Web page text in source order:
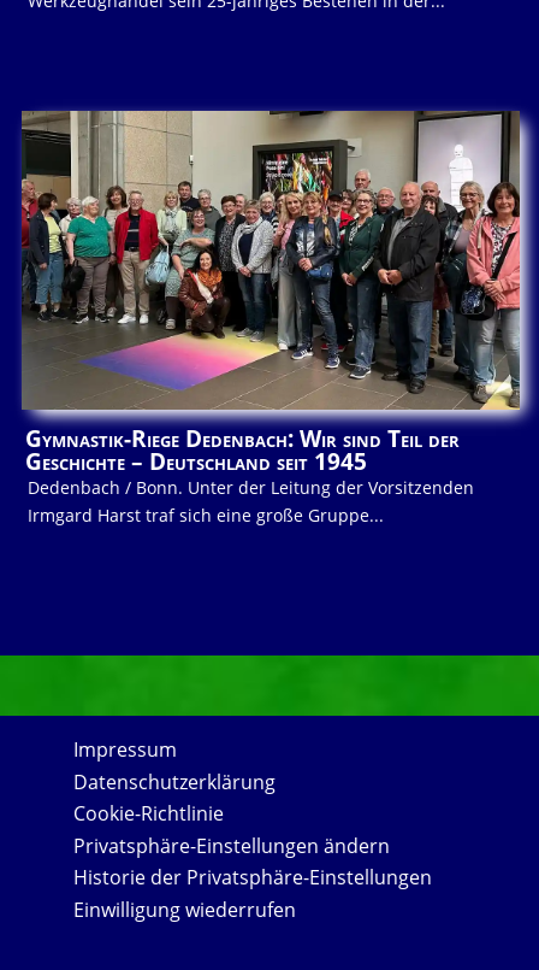
Gymnastik-Riege Dedenbach: Wir sind Teil der
Geschichte – Deutschland seit 1945
Dedenbach / Bonn. Unter der Leitung der Vorsitzenden
Irmgard Harst traf sich eine große Gruppe...
Impressum
Datenschutzerklärung
Cookie-Richtlinie
Privatsphäre-Einstellungen ändern
Historie der Privatsphäre-Einstellungen
Einwilligung wiederrufen